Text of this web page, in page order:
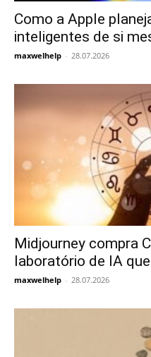
Como a Apple
inteligentes de si
maxwelhelp - 28.07.2026
Midjourney compra
laboratório de IA
maxwelhelp - 28.07.2026